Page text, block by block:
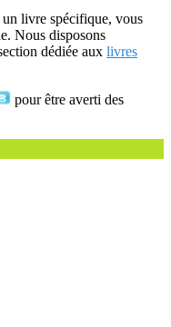
livre spécifique, vous
Nous disposons
dédiée aux livres
pour être averti des